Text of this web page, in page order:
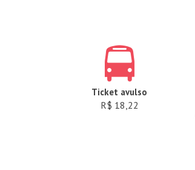
Ticket avulso
R$ 18,22